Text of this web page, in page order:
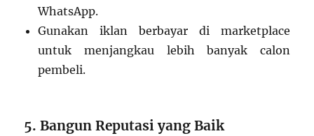
WhatsApp.
Gunakan iklan berbayar di marketplace
untuk menjangkau lebih banyak calon
pembeli.
5. Bangun Reputasi yang Baik